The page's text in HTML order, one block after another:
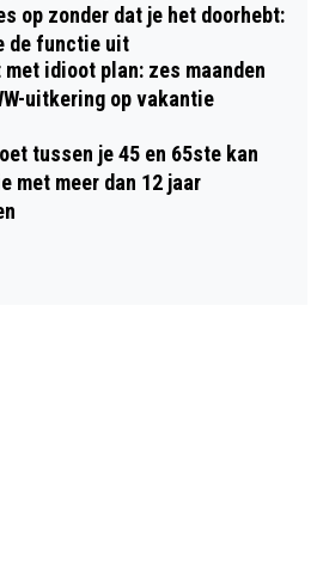
op zonder dat je het doorhebt:
de functie uit
met idioot plan: zes maanden
uitkering op vakantie
tussen je 45 en 65ste kan
met meer dan 12 jaar